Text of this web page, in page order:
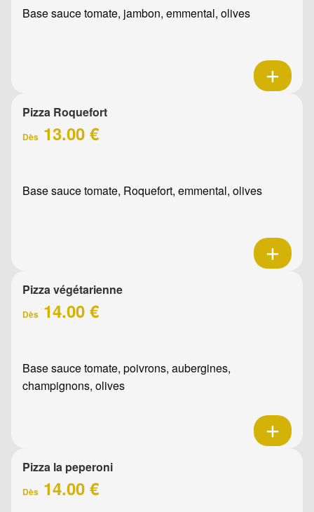
Base sauce tomate, jambon, emmental, olives
Pizza Roquefort
Dès 13.00 €
Base sauce tomate, Roquefort, emmental, olives
Pizza végétarienne
Dès 14.00 €
Base sauce tomate, poivrons, aubergines,
champignons, olives
Pizza la peperoni
Dès 14.00 €